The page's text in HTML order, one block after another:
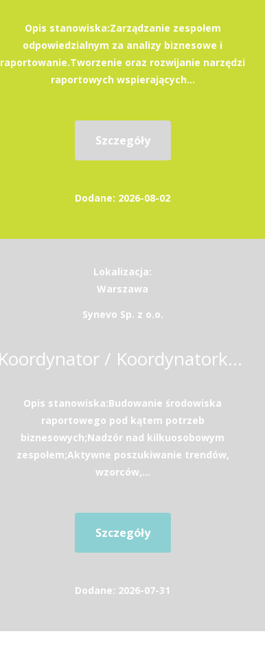
Opis stanowiska:Zarządzanie zespołem
odpowiedzialnym za analizy biznesowe i
raportowanie.Tworzenie oraz rozwijanie narzędzi
raportowych wspierających...
Szczegóły
Dodane: 2026-08-02
Lokalizacja:
Warszawa
Synevo Sp. z o.o.
Koordynator / Koordynatorka ds. Kontrolingu i Analiz Biznesowych
Opis stanowiska:Budowanie środowiska
raportowego pod kątem potrzeb
biznesowych;Nadzór nad kilkuosobowym
zespołem;Aktywne poszukiwanie trendów,
wzorców,...
Szczegóły
Dodane: 2026-07-31